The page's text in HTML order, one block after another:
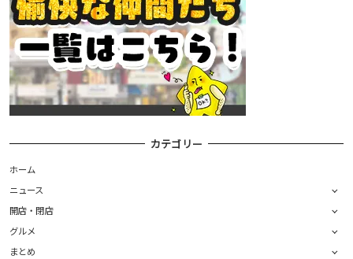
カテゴリー
ホーム
ニュース
開店・閉店
グルメ
まとめ